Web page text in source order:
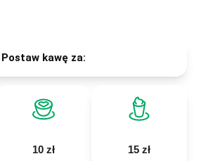
Postaw kawę za:
10 zł 15 zł